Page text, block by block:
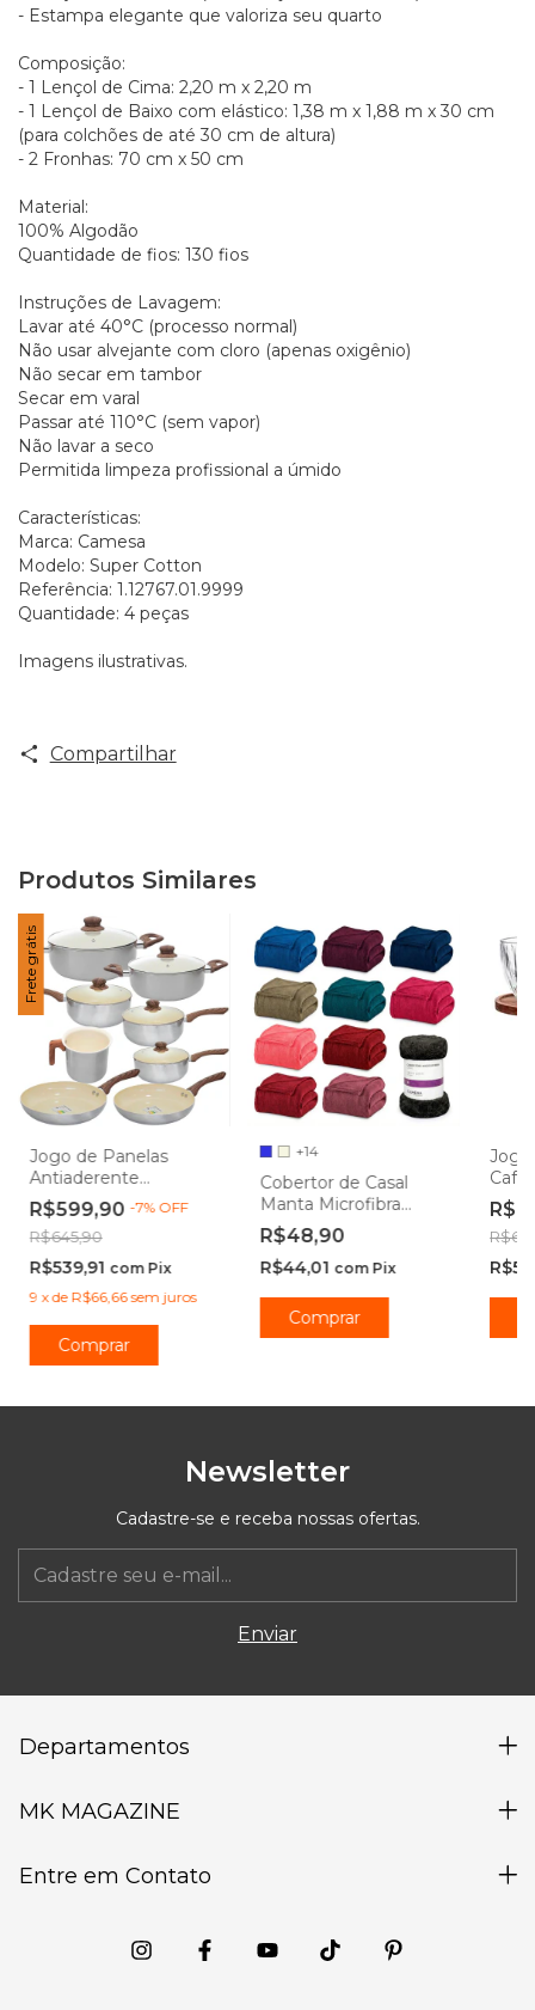
- Estampa elegante que valoriza seu quarto
Composição:
- 1 Lençol de Cima: 2,20 m x 2,20 m
- 1 Lençol de Baixo com elástico: 1,38 m x 1,88 m x 30 cm
(para colchões de até 30 cm de altura)
- 2 Fronhas: 70 cm x 50 cm
Material:
100% Algodão
Quantidade de fios: 130 fios
Instruções de Lavagem:
Lavar até 40°C (processo normal)
Não usar alvejante com cloro (apenas oxigênio)
Não secar em tambor
Secar em varal
Passar até 110°C (sem vapor)
Não lavar a seco
Permitida limpeza profissional a úmido
Características:
Marca: Camesa
Modelo: Super Cotton
Referência: 1.12767.01.9999
Quantidade: 4 peças
Imagens ilustrativas.
Compartilhar
Produtos Similares
Frete grátis
Jogo de Panelas
Antiaderente
Cerâmica de Indução
New York 8 Peças -
Casambiente
R$599,90 -7% OFF
R$645,90
R$539,91 com Pix
9 xde R$66,66 sem juros
+14
Cobertor de Casal
Manta Microfibra
Antialérgico 1,80 x
2,20m - Camesa
R$48,90
R$44,01 com Pix
Comprar
Jogo
Café
Newsletter
Cadastre-se e receba nossas ofertas.
Departamentos
MK MAGAZINE
Entre em Contato